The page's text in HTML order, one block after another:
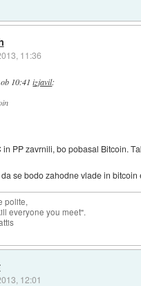
11:36
10:41 izjavil:
in PP zavrnili, bo pobasal Bitcoin.
se bodo zahodne vlade in
polite,
everyone you meet".
12:01